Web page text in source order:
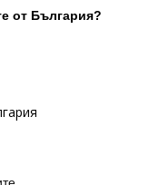
от България?